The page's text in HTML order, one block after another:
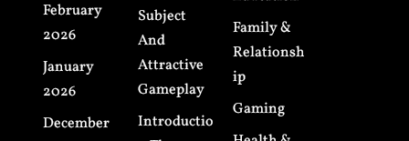
February
2026
January
2026
December
Subject
And
Attractive
Gameplay
Introductio
Family &
Relationsh
ip
Gaming